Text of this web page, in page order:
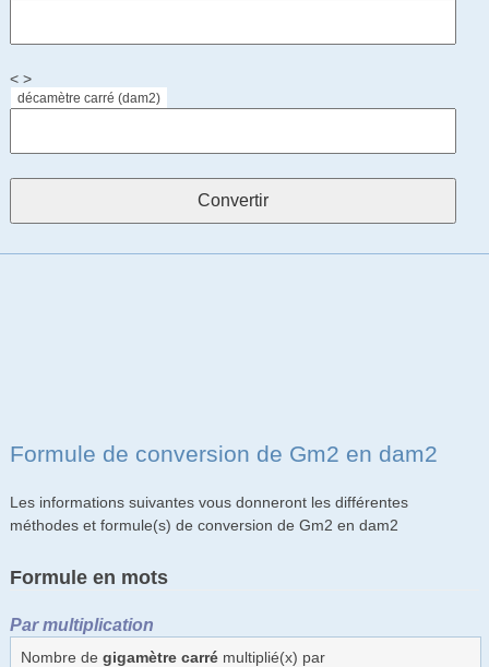
< >
décamètre carré (dam2)
Formule de conversion de Gm2 en dam2
Les informations suivantes vous donneront les différentes
méthodes et formule(s) de conversion de Gm2 en dam2
Formule en mots
Par multiplication
Nombre de gigamètre carrémultiplié(x) par